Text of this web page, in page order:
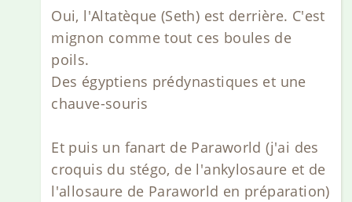
Oui, l'Altatèque (Seth) est derrière. C'est
mignon comme tout ces boules de
poils.
Des égyptiens prédynastiques et une
chauve-souris
Et puis un fanart de Paraworld (j'ai des
croquis du stégo, de l'ankylosaure et de
l'allosaure de Paraworld en préparation)